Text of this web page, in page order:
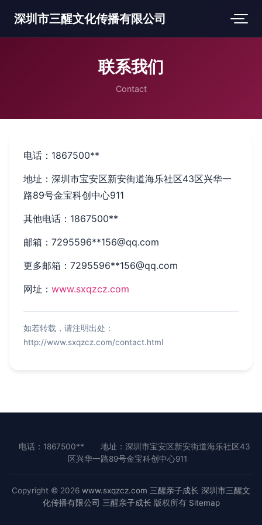
深圳市三醒文化传播有限公司
联系我们
Contact
电话：1867500**
地址：深圳市宝安区新安街道海乐社区43区兴华一
路89号金宝科创中心911
其他电话：1867500**
邮箱：7295596**156@qq.com
更多邮箱：7295596**156@qq.com
网址： www.sxqzcz.com
如若转载，请注明出处：
http://www.sxqzcz.com/contact.html
电话：1867500**
地址：深圳市宝安区新安街道海乐社区43
区兴华一路89号金宝科创中心911
Copyright © 2026 www.sxqzcz.com 三醒亲子成长 深圳市三醒文
化传播有限公司 三醒亲子成长 版权所有 Sitemap